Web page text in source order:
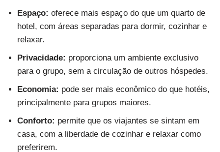
Espaço: oferece mais espaço do que um quarto de
hotel, com áreas separadas para dormir, cozinhar e
relaxar.
Privacidade: proporciona um ambiente exclusivo
para o grupo, sem a circulação de outros hóspedes.
Economia: pode ser mais econômico do que hotéis,
principalmente para grupos maiores.
Conforto: permite que os viajantes se sintam em
casa, com a liberdade de cozinhar e relaxar como
preferirem.